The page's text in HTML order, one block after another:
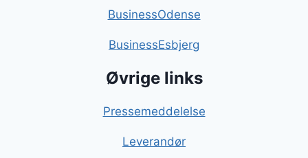
BusinessOdense
BusinessEsbjerg
Øvrige links
Pressemeddelelse
Leverandør